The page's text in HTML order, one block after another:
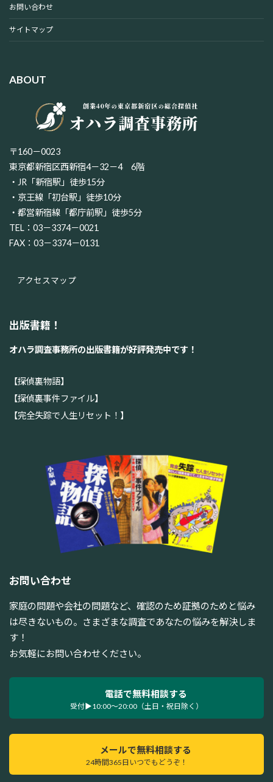
お問い合わせ
サイトマップ
ABOUT
〒160－0023
東京都新宿区西新宿4－32－4 6階
・JR「新宿駅」徒歩15分
・京王線「初台駅」徒歩10分
・都営新宿線「都庁前駅」徒歩5分
TEL：03－3374－0021
FAX：03－3374－0131
アクセスマップ
出版書籍！
オハラ調査事務所の出版書籍が好評発売中です！
【探偵裏物語】
【探偵裏事件ファイル】
【完全失踪で人生リセット！】
お問い合わせ
家庭の問題や会社の問題など、確認のため証拠のためと悩み
は尽きないもの。さまざまな調査であなたの悩みを解決しま
す！
お気軽にお問い合わせください。
電話で無料相談する
受付▶10:00～20:00（土日・祝日除く）
メールで無料相談する
24時間365日いつでもどうぞ！